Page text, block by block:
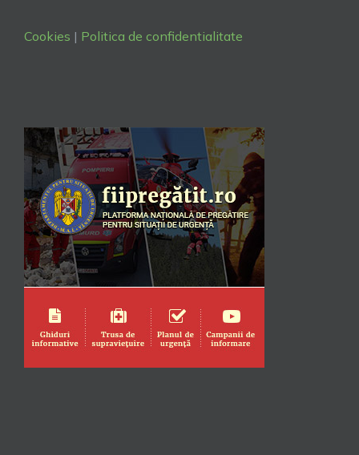
Cookies | Politica de confidentialitate